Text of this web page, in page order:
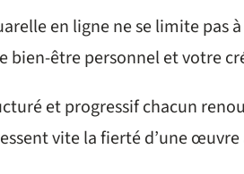
en ligne ne se limite
bien-être personnel et votre
et progressif chacun
vite la fierté d’une œuvre